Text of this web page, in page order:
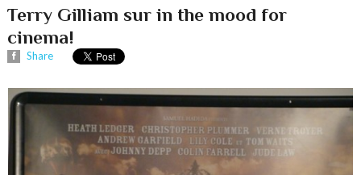
Terry Gilliam sur in the mood for
cinema!
Share